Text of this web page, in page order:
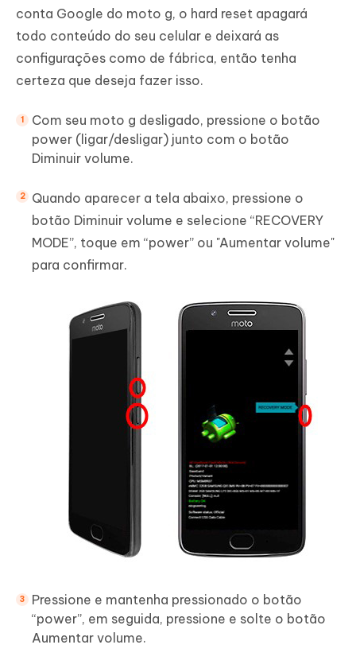
conta Google do moto g, o hard reset apagará
todo conteúdo do seu celular e deixará as
configurações como de fábrica, então tenha
certeza que deseja fazer isso.
Com seu moto g desligado, pressione o botão
power (ligar/desligar) junto com o botão
Diminuir volume.
Quando aparecer a tela abaixo, pressione o
botão Diminuir volume e selecione “RECOVERY
MODE”, toque em “power” ou "Aumentar volume"
para confirmar.
Pressione e mantenha pressionado o botão
“power”, em seguida, pressione e solte o botão
Aumentar volume.